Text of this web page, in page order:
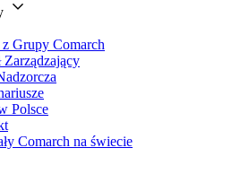
z Grupy Comarch
Zarządzający
Polsce
Comarch na świecie